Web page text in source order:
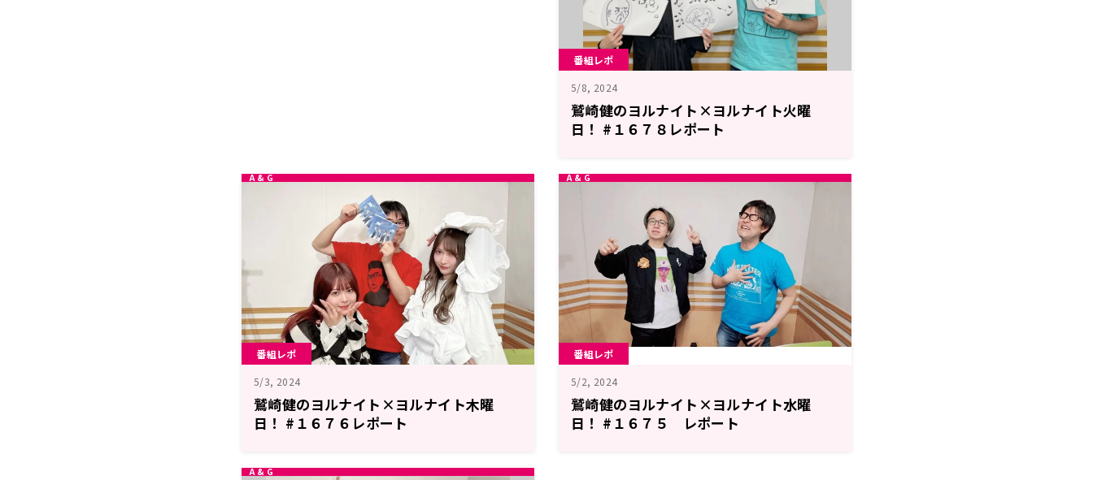
番組レポ
5/8, 2024
鷲崎健のヨルナイト×ヨルナイト火曜
日！ #１６７８レポート
番組レポ
5/3, 2024
鷲崎健のヨルナイト×ヨルナイト木曜
日！ #１６７６レポート
番組レポ
5/2, 2024
鷲崎健のヨルナイト×ヨルナイト水曜
日！ #１６７５ レポート